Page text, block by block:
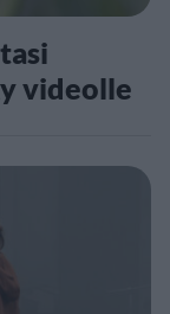
videolle